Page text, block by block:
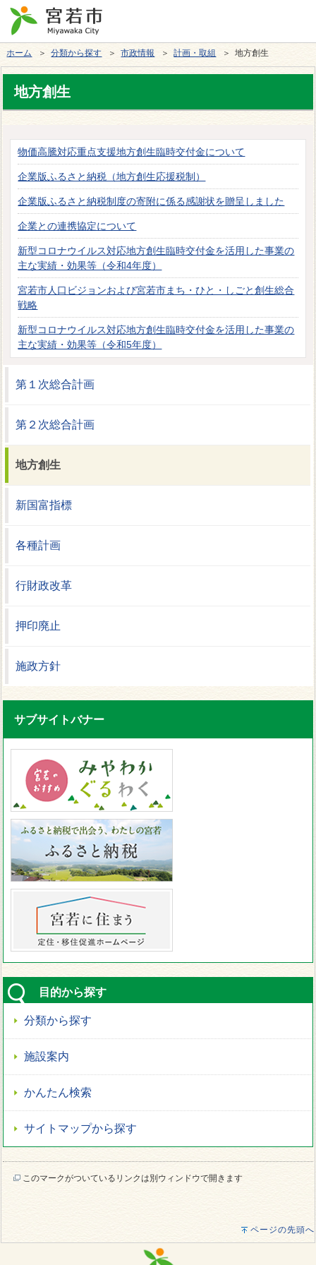
ホーム ＞分類から探す ＞市政情報 ＞計画・取組 ＞ 地方創生
地方創生
物価高騰対応重点支援地方創生臨時交付金について
企業版ふるさと納税（地方創生応援税制）
企業版ふるさと納税制度の寄附に係る感謝状を贈呈しました
企業との連携協定について
新型コロナウイルス対応地方創生臨時交付金を活用した事業の
主な実績・効果等（令和4年度）
宮若市人口ビジョンおよび宮若市まち・ひと・しごと創生総合
戦略
新型コロナウイルス対応地方創生臨時交付金を活用した事業の
主な実績・効果等（令和5年度）
第１次総合計画
第２次総合計画
地方創生
新国富指標
各種計画
行財政改革
押印廃止
施政方針
サブサイトバナー
目的から探す
分類から探す
施設案内
かんたん検索
サイトマップから探す
このマークがついているリンクは別ウィンドウで開きます
ページの先頭へ